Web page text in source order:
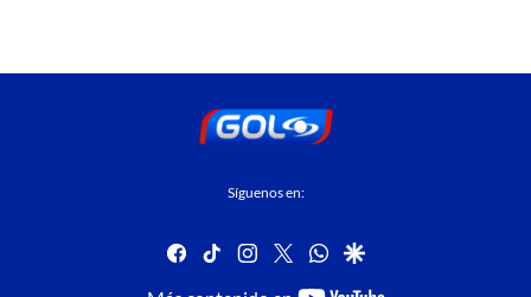
Síguenos en:
facebook
tiktok instagram
twitterwhatsapp
google